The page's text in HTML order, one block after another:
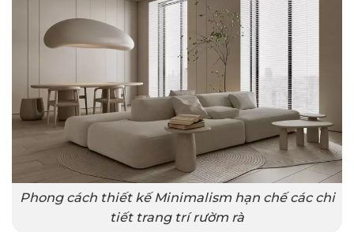
Phong cách thiết kế Minimalism hạn chế các chi
tiết trang trí rườm rà